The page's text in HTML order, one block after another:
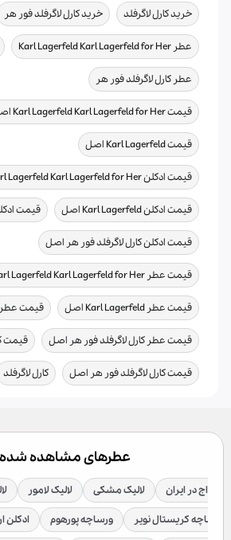
خرید کارل لاگرفلد , خرید کارل لاگرفلد فور هر
عطر Karl Lagerfeld Karl Lagerfeld for Her ,
عطر کارل لاگرفلد فور هر ,
قیمت Karl Lagerfeld Karl Lagerfeld for Her اصل
قیمت Karl Lagerfeld اصل ,
قیمت ادکلن Karl Lagerfeld Karl Lagerfeld for Her اصل
قیمت ادکلن Karl Lagerfeld اصل , قیمت
قیمت ادکلن کارل لاگرفلد فور هر اصل ,
قیمت عطر Karl Lagerfeld Karl Lagerfeld for Her اصل
قیمت عطر Karl Lagerfeld اصل , قیمت عطر
قیمت عطر کارل لاگرفلد فور هر اصل , قیمت
قیمت کارل لاگرفلد فور هر اصل , کارل لاگرفلد
عطرهای مشاهده
آمواج در ایران لالیک مشکی لالیک لامور
ورساچه کریستال نویر ورساچه پورهوم ادکلن